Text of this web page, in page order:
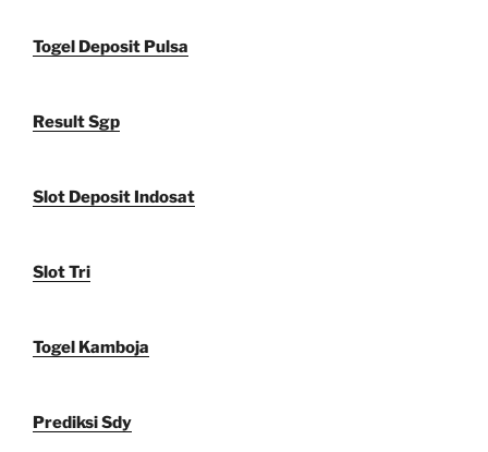
Togel Deposit Pulsa
Result Sgp
Slot Deposit Indosat
Slot Tri
Togel Kamboja
Prediksi Sdy